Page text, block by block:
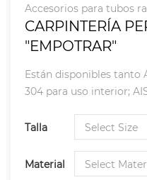
Accesorios para tubos
CARPINTERÍA
"EMPOTRAR"
Están disponibles tanto
304 para uso interior;
Talla
Material